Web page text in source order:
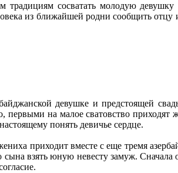
традициям сосватать молодую
из ближайшей родни сообщить
девушке и предстоящей
первыми на малое сватовство
понять девичье сердце.
приходит вместе с еще тремя
взять юную невесту замуж.